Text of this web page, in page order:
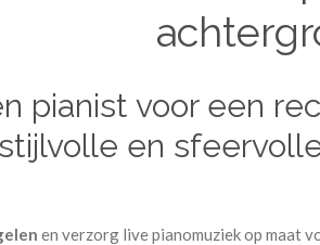
pianist voor een
en
en verzorg live pianomuziek op maat